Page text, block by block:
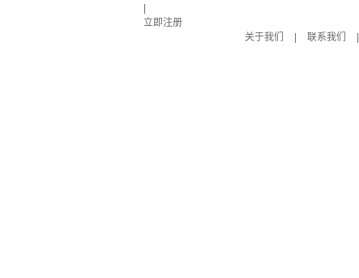
立即注册
关于我们
联系我们